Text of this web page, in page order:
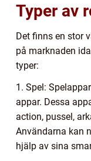
Typer av
Det finns en stor
på marknaden
typer:
1. Spel:
appar. Dessa
action, pussel,
Användarna kan
hjälp av sina